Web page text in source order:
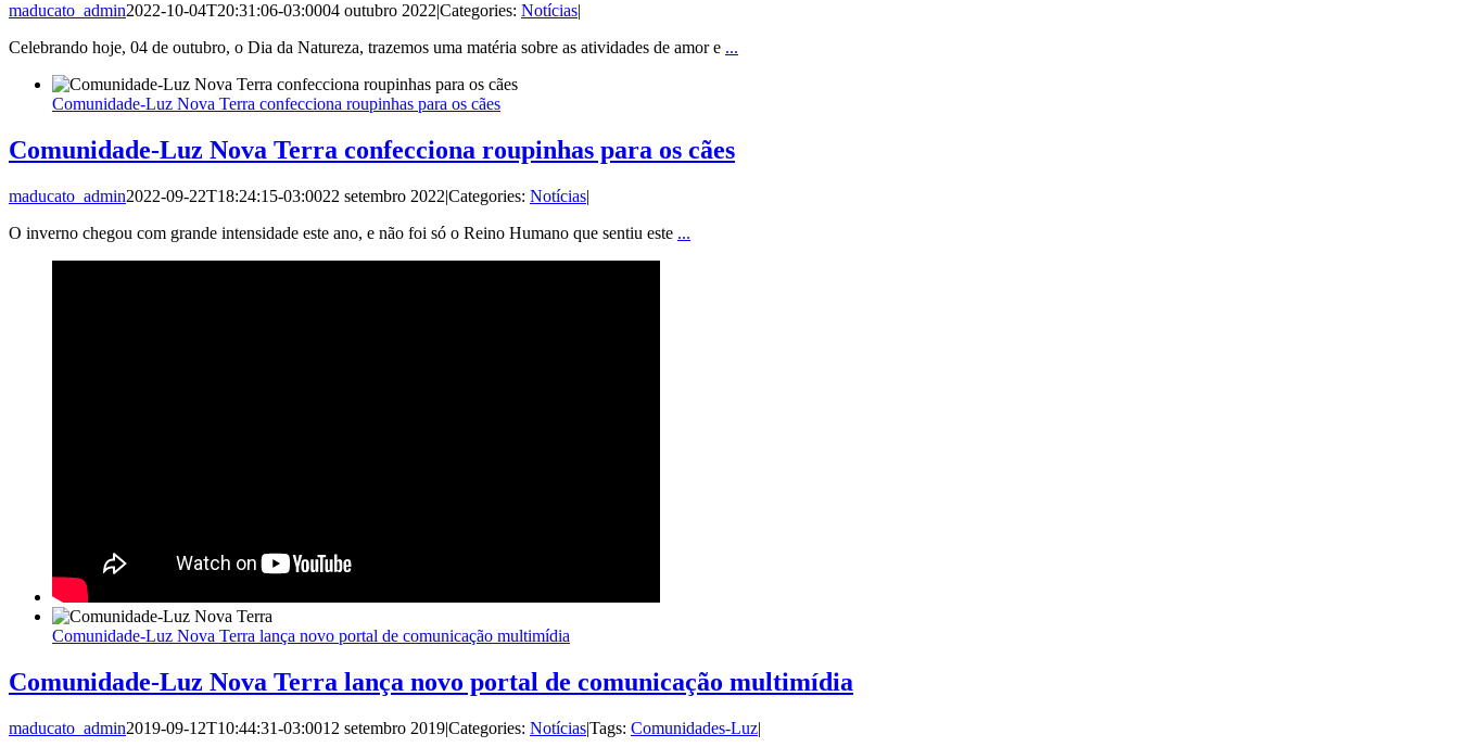
maducato_admin2022-10-04T20:31:06-03:0004 outubro 2022|Categories: Notícias|
Celebrando hoje, 04 de outubro, o Dia da Natureza, trazemos uma matéria sobre as atividades de amor e ...
Comunidade-Luz Nova Terra confecciona roupinhas para os cães
Comunidade-Luz Nova Terra confecciona roupinhas para os cães
maducato_admin2022-09-22T18:24:15-03:0022 setembro 2022|Categories: Notícias|
O inverno chegou com grande intensidade este ano, e não foi só o Reino Humano que sentiu este ...
Comunidade-Luz Nova Terra lança novo portal de comunicação multimídia
Comunidade-Luz Nova Terra lança novo portal de comunicação multimídia
maducato_admin2019-09-12T10:44:31-03:0012 setembro 2019|Categories: Notícias|Tags: Comunidades-Luz|